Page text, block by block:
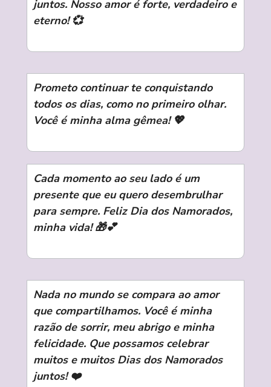
juntos. Nosso amor é forte, verdadeiro e
eterno! 💞
Prometo continuar te conquistando
todos os dias, como no primeiro olhar.
Você é minha alma gêmea! 💖
Cada momento ao seu lado é um
presente que eu quero desembrulhar
para sempre. Feliz Dia dos Namorados,
minha vida! 🎁💕
Nada no mundo se compara ao amor
que compartilhamos. Você é minha
razão de sorrir, meu abrigo e minha
felicidade. Que possamos celebrar
muitos e muitos Dias dos Namorados
juntos! ❤️